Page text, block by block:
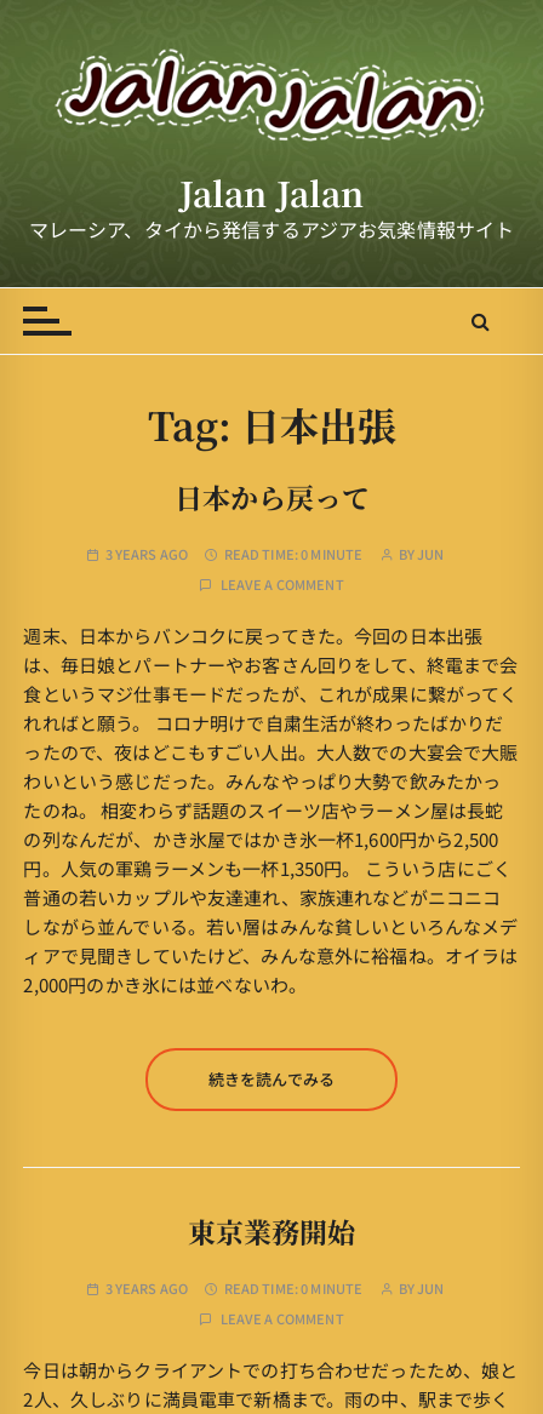
t
n
Jalan Jalan
マレーシア、タイから発信するアジアお気楽情報サイト
Tag: 日本出張
日本から戻って
3 YEARS AGO READ TIME:0 MINUTE BYJUN
LEAVE A COMMENT
週末、日本からバンコクに戻ってきた。今回の日本出張
は、毎日娘とパートナーやお客さん回りをして、終電まで会
食というマジ仕事モードだったが、これが成果に繋がってく
れればと願う。 コロナ明けで自粛生活が終わったばかりだ
ったので、夜はどこもすごい人出。大人数での大宴会で大賑
わいという感じだった。みんなやっぱり大勢で飲みたかっ
たのね。 相変わらず話題のスイーツ店やラーメン屋は長蛇
の列なんだが、かき氷屋ではかき氷一杯1,600円から2,500
円。人気の軍鶏ラーメンも一杯1,350円。 こういう店にごく
普通の若いカップルや友達連れ、家族連れなどがニコニコ
しながら並んでいる。若い層はみんな貧しいといろんなメデ
ィアで見聞きしていたけど、みんな意外に裕福ね。オイラは
2,000円のかき氷には並べないわ。
続きを読んでみる
東京業務開始
3 YEARS AGO READ TIME:0 MINUTE BYJUN
LEAVE A COMMENT
今日は朝からクライアントでの打ち合わせだったため、娘と
2人、久しぶりに満員電車で新橋まで。雨の中、駅まで歩く